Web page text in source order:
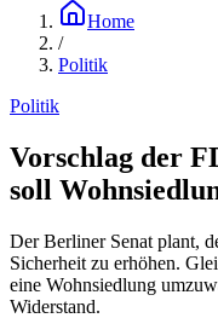
Home
/
Politik
Politik
Vorschlag der
soll
Der Berliner Senat plant,
Sicherheit zu erhöhen.
eine Wohnsiedlung
Widerstand.